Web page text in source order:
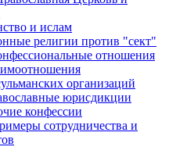
и ислам
религии против "сект"
отношения
организаций
юрисдикции
конфессии
сотрудничества и